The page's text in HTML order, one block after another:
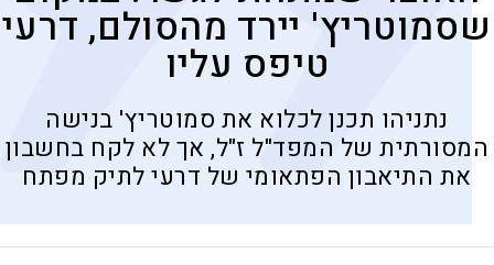
שסמוטריץ' יירד מהסולם, דרעי
טיפס עליו
נתניהו תכנן לכלוא את סמוטריץ' בנישה
המסורתית של המפד"ל ז"ל, אך לא לקח בחשבון
את התיאבון הפתאומי של דרעי לתיק מפתח